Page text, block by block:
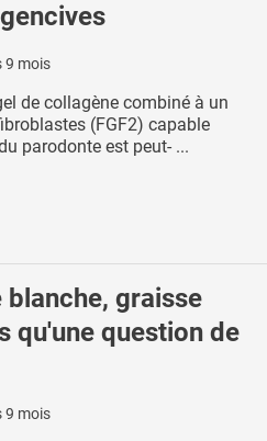
9 mois
de collagène combiné à un
(FGF2) capable
parodonte est peut- ...
blanche, graisse
qu'une question de
9 mois